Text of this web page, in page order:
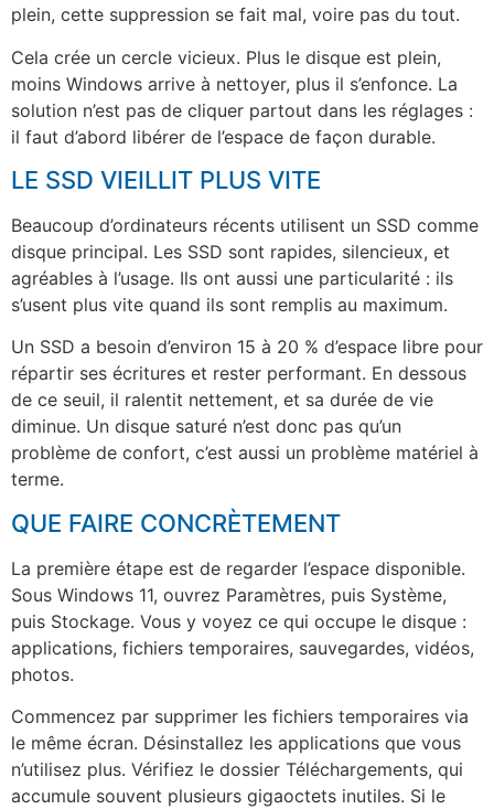
plein, cette suppression se fait mal, voire pas du tout.
Cela crée un cercle vicieux. Plus le disque est plein,
moins Windows arrive à nettoyer, plus il s’enfonce. La
solution n’est pas de cliquer partout dans les réglages :
il faut d’abord libérer de l’espace de façon durable.
LE SSD VIEILLIT PLUS VITE
Beaucoup d’ordinateurs récents utilisent un SSD comme
disque principal. Les SSD sont rapides, silencieux, et
agréables à l’usage. Ils ont aussi une particularité : ils
s’usent plus vite quand ils sont remplis au maximum.
Un SSD a besoin d’environ 15 à 20 % d’espace libre pour
répartir ses écritures et rester performant. En dessous
de ce seuil, il ralentit nettement, et sa durée de vie
diminue. Un disque saturé n’est donc pas qu’un
problème de confort, c’est aussi un problème matériel à
terme.
QUE FAIRE CONCRÈTEMENT
La première étape est de regarder l’espace disponible.
Sous Windows 11, ouvrez Paramètres, puis Système,
puis Stockage. Vous y voyez ce qui occupe le disque :
applications, fichiers temporaires, sauvegardes, vidéos,
photos.
Commencez par supprimer les fichiers temporaires via
le même écran. Désinstallez les applications que vous
n’utilisez plus. Vérifiez le dossier Téléchargements, qui
accumule souvent plusieurs gigaoctets inutiles. Si le